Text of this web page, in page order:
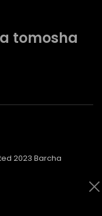
tomosha
2023 Barcha